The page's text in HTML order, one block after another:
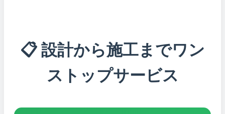
📋 設計から施工までワン
ストップサービス